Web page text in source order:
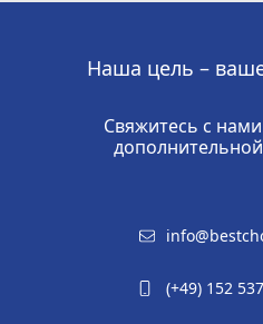
Наша цель –
Свяжитесь с
(+49) 152